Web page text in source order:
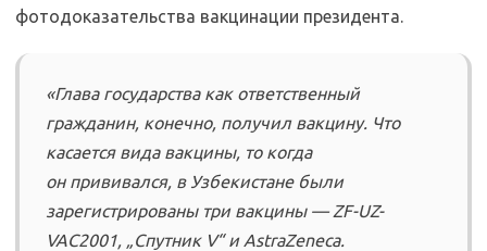
фотодоказательства вакцинации президента.
«Глава государства как ответственный
гражданин, конечно, получил вакцину. Что
касается вида вакцины, то когда
он прививался, в Узбекистане были
зарегистрированы три вакцины — ZF-UZ-
VAC2001, „Спутник V“ и AstraZeneca.